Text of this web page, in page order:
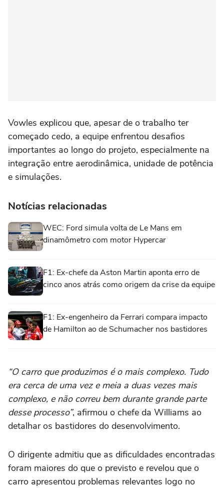
Vowles explicou que, apesar de o trabalho ter
começado cedo, a equipe enfrentou desafios
importantes ao longo do projeto, especialmente na
integração entre aerodinâmica, unidade de potência
e simulações.
Notícias relacionadas
WEC: Ford simula volta de Le Mans em
dinamômetro com motor Hypercar
F1: Ex-chefe da Aston Martin aponta erro de
cinco anos atrás como origem da crise da equipe
F1: Ex-engenheiro da Ferrari compara impacto
de Hamilton ao de Schumacher nos bastidores
“O carro que produzimos é o mais complexo. Tudo
era cerca de uma vez e meia a duas vezes mais
complexo, e não correu bem durante grande parte
desse processo”, afirmou o chefe da Williams ao
detalhar os bastidores do desenvolvimento.
O dirigente admitiu que as dificuldades encontradas
foram maiores do que o previsto e revelou que o
carro apresentou problemas relevantes logo no